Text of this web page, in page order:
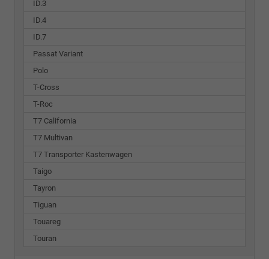
ID.3
ID.4
ID.7
Passat Variant
Polo
T-Cross
T-Roc
T7 California
T7 Multivan
T7 Transporter Kastenwagen
Taigo
Tayron
Tiguan
Touareg
Touran